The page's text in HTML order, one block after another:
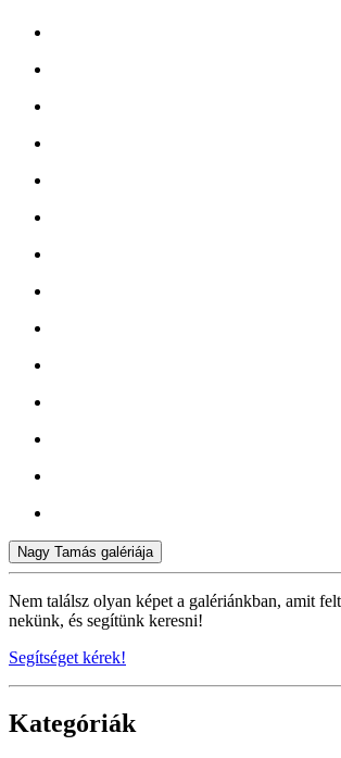
Nagy Tamás galériája
Nem találsz olyan képet a galériánkban, amit
nekünk, és segítünk keresni!
Segítséget kérek!
Kategóriák